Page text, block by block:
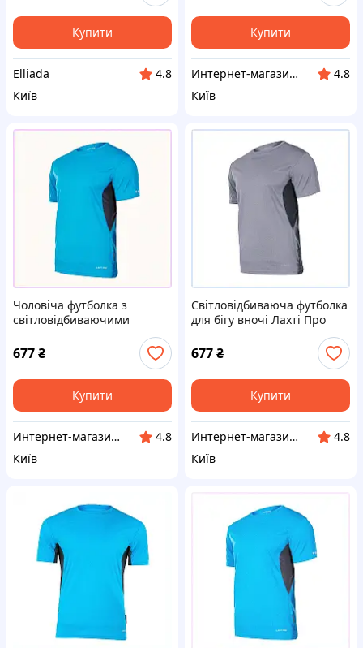
Купити
Elliada
4.8
Київ
Купити
Интернет-магазин TVOЁ
4.8
Київ
Чоловіча футболка з
світловідбиваючими
елементами блакитна LP
7T7534C11X
677₴
Купити
Интернет-магазин TVOЁ
4.8
Київ
Світловідбиваюча футболка
для бігу вночі Лахті Про
677₴
Купити
Интернет-магазин TVOЁ
4.8
Київ